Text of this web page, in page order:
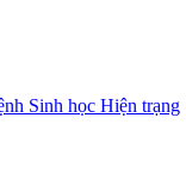
Sinh học Hiện trạng